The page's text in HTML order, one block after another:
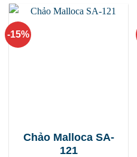
-15%
Chảo Malloca SA-
121